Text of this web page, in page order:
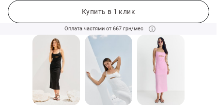
Купить в 1 клик
Оплата частями от 667 грн/мес
Молочное льняное платье миди с разрезом (арт. 46956) ♡